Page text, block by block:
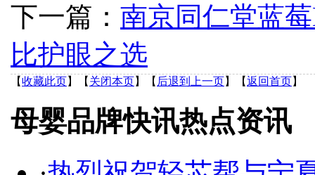
下一篇： 南京同仁堂蓝
比护眼之选
【收藏此页】 【 关闭本页】 【 后退到上一页】 【返回首页】
母婴品牌快讯热点资讯